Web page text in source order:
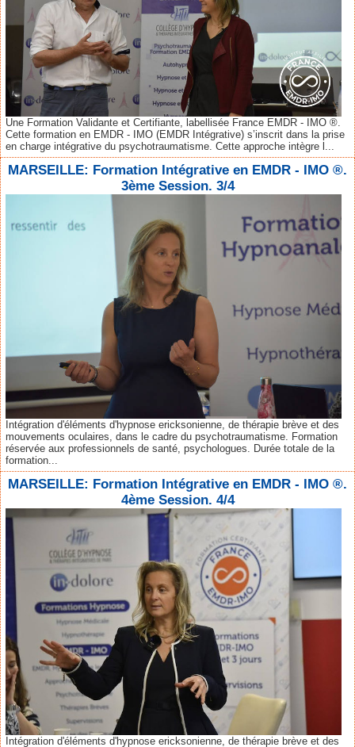
Une Formation Validante et Certifiante, labellisée France EMDR - IMO ®.
Cette formation en EMDR - IMO (EMDR Intégrative) s’inscrit dans la prise
en charge intégrative du psychotraumatisme. Cette approche intègre l...
MARSEILLE: Formation Intégrative en EMDR - IMO ®.
3ème Session. 3/4
Intégration d'éléments d'hypnose ericksonienne, de thérapie brève et des
mouvements oculaires, dans le cadre du psychotraumatisme. Formation
réservée aux professionnels de santé, psychologues. Durée totale de la
formation...
MARSEILLE: Formation Intégrative en EMDR - IMO ®.
4ème Session. 4/4
Intégration d'éléments d'hypnose ericksonienne, de thérapie brève et des